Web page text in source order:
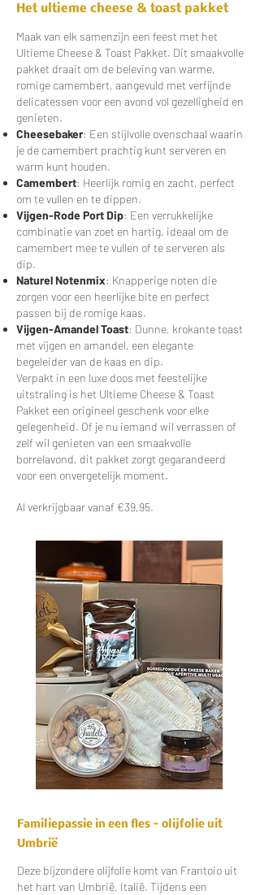
Het ultieme cheese & toast pakket
Maak van elk samenzijn een feest met het
Ultieme Cheese & Toast Pakket. Dit smaakvolle
pakket draait om de beleving van warme,
romige camembert, aangevuld met verfijnde
delicatessen voor een avond vol gezelligheid en
genieten.
Cheesebaker: Een stijlvolle ovenschaal waarin
je de camembert prachtig kunt serveren en
warm kunt houden.
Camembert: Heerlijk romig en zacht, perfect
om te vullen en te dippen.
Vijgen-Rode Port Dip: Een verrukkelijke
combinatie van zoet en hartig, ideaal om de
camembert mee te vullen of te serveren als
dip.
Naturel Notenmix: Knapperige noten die
zorgen voor een heerlijke bite en perfect
passen bij de romige kaas.
Vijgen-Amandel Toast: Dunne, krokante toast
met vijgen en amandel, een elegante
begeleider van de kaas en dip.
Verpakt in een luxe doos met feestelijke
uitstraling is het Ultieme Cheese & Toast
Pakket een origineel geschenk voor elke
gelegenheid. Of je nu iemand wil verrassen of
zelf wil genieten van een smaakvolle
borrelavond, dit pakket zorgt gegarandeerd
voor een onvergetelijk moment.
Al verkrijgbaar vanaf €39,95.
Familiepassie in een fles - olijfolie uit
Umbrië
Deze bijzondere olijfolie komt van Frantoio uit
het hart van Umbrië, Italië. Tijdens een